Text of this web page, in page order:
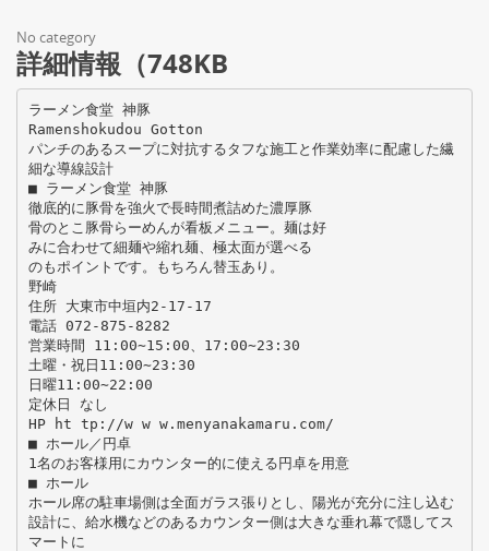
No category
詳細情報（748KB
ラーメン食堂 神豚
Ramenshokudou Gotton
パンチのあるスープに対抗するタフな施工と作業効率に配慮した繊
細な導線設計
■ ラーメン食堂 神豚
徹底的に豚骨を強火で長時間煮詰めた濃厚豚
骨のとこ豚骨らーめんが看板メニュー。麺は好
みに合わせて細麺や縮れ麺、極太面が選べる
のもポイントです。もちろん替玉あり。
野崎
住所 大東市中垣内2-17-17
電話 072-875-8282
営業時間 11:00∼15:00、17:00∼23:30
土曜・祝日11:00∼23:30
日曜11:00∼22:00
定休日 なし
HP ht tp://w w w.menyanakamaru.com/
■ ホール／円卓
1名のお客様用にカウンター的に使える円卓を用意
■ ホール
ホール席の駐車場側は全面ガラス張りとし、陽光が充分に注し込む
設計に、給水機などのあるカウンター側は大きな垂れ幕で隠してス
マートに